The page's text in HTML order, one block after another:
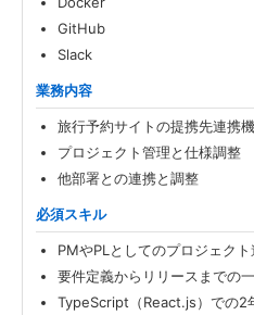
GitHub
Slack
業務内容
旅行予約サイトの提携先連携
プロジェクト管理と仕様調整
他部署との連携と調整
必須スキル
PMやPLとしてのプロジェク
要件定義からリリースまでの
TypeScript（React.js）での2